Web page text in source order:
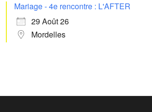
Mariage - 4e rencontre : L'AFTER
29 Août 26
Mordelles